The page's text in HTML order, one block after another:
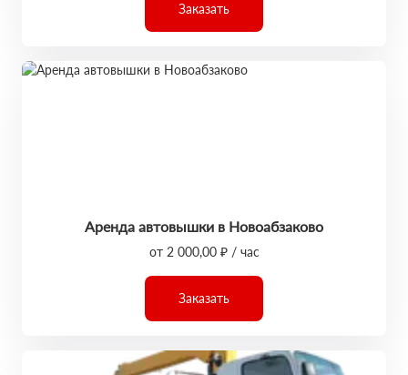
Заказать
Аренда автовышки в Новоабзаково
от 2 000,00 ₽ / час
Заказать